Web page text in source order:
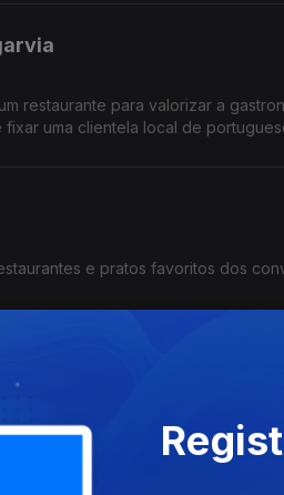
restaurante para valorizar a
uma clientela local de
e pratos favoritos dos
serão as novas tascas de Lisboa,
de novo atrativos para as